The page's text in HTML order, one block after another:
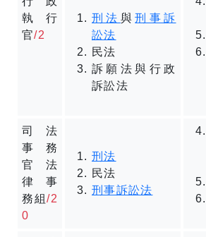
執行
官/2
刑法 與刑事訴
訟法
民法
訴願法與行政
訴訟法
司法
事務
官法
律事
務組/2
0
刑法
民法
刑事訴訟法